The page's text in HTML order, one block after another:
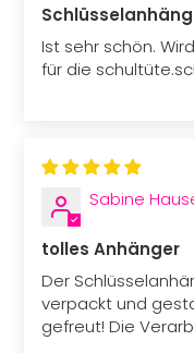
Ist sehr schön.
für die
Sabine
tolles Anhänger
Der
verpackt und
gefreut! Die